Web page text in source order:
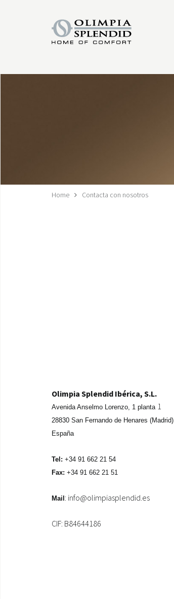
Home Contacta con nosotros
Olimpia Splendid Ibérica, S.L.
Avenida Anselmo Lorenzo, 1 planta 1
28830 San Fernando de Henares (Madrid)
España
Tel: +34 91 662 21 54
Fax: +34 91 662 21 51
Mail : info@olimpiasplendid.es
CIF: B84644186